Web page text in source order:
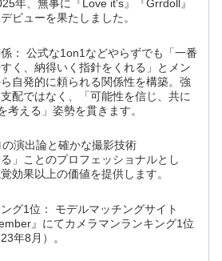
年、無事に『Love it's』『Grrdoll』
ビューを果たしました。
： 公式な1on1などやらずでも「一番
く、納得いく指針をくれる」とメン
自発的に頼られる関係性を構築。強
配ではなく、「可能性を信じ、共に
考える」姿勢を貫きます。
演出論と確かな撮影技術
る」ことのプロフェッショナルとし
効果以上の価値を提供します。
グ1位： モデルマッチングサイト
』にてカメラマンランキング1位
年8月）。